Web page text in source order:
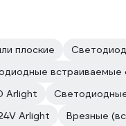
плоские
встраиваемые
Arlight
Arlight
Врезные